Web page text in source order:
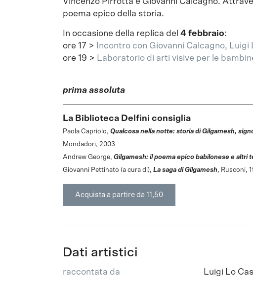
poema epico della storia.
In occasione della replica del 4 febbraio:
ore 17 >
Incontro con Giovanni Calcagno,
ore 19 > Laboratorio di arti visive per le
prima assoluta
La Biblioteca Delfini consiglia
Paola Capriolo, Qualcosa nella notte: storia di Gilgamesh,
Mondadori, 2003
Andrew George, Gilgamesh: il poema epico babilonese e altri
Giovanni Pettinato (a cura di), La saga di Gilgamesh, Rusconi,
Acquista a partire da 11,50
Dati artistici
raccontata da
Luigi Lo